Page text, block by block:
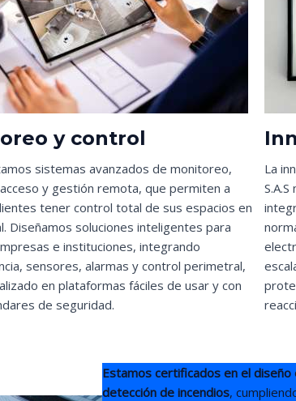
y control
sistemas avanzados de monitoreo,
y gestión remota, que permiten a
tener control total de sus espacios en
Diseñamos soluciones inteligentes para
e instituciones, integrando
sensores, alarmas y control perimetral,
en plataformas fáciles de usar y con
de seguridad.
La
Estamos certificados en el
detección de incendios,